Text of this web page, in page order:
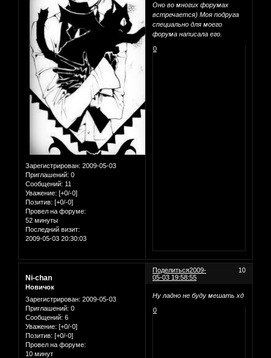
Зарегистрирован: 2009-05-03
Приглашений: 0
Сообщений: 11
Уважение: [+0/-0]
Позитив: [+0/-0]
Провел на форуме:
52 минуты
Последний визит:
2009-05-03 20:30:03
Оно во многих форумах
встречается) Моя подруга
специально для моего
форума написала его.
0
Поделиться 10
2009-
05-03 19:58:55
Ni-chan
Новичок
Зарегистрирован: 2009-05-03
Приглашений: 0
Сообщений: 6
Уважение: [+0/-0]
Позитив: [+0/-0]
Провел на форуме:
10 минут
Ну ладно не буду мешать хд
0